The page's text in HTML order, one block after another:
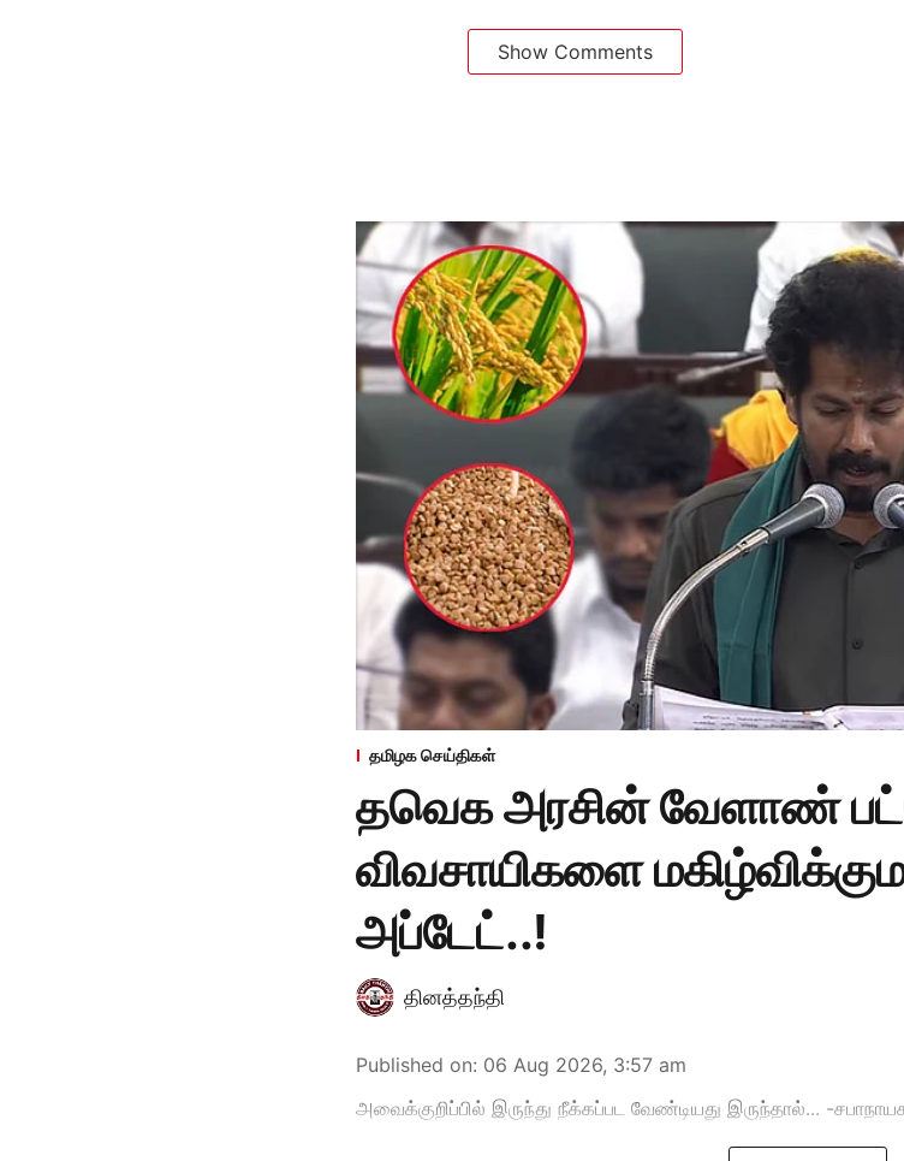
Show Comments
தமிழக செய்திகள்
தவெக அரசின் வேளாண்
விவசாயிகளை
அப்டேட்..!
தினத்தந்தி
Published on: 06 Aug 2026, 3:57 am
அவைக்குறிப்பில் இருந்து நீக்கப்பட வேண்டியது இருந்தால்... -